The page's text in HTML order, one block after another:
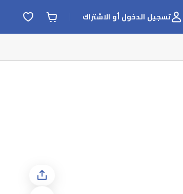
تسجيل الدخول أو الاشتراك